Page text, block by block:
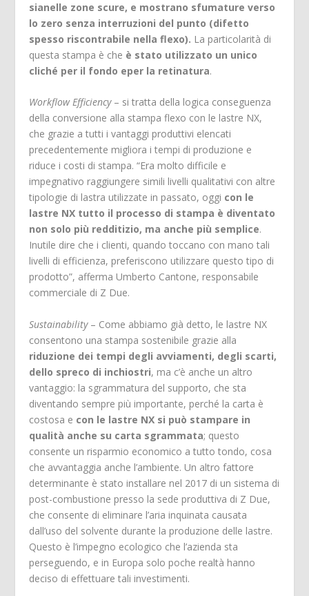
sianelle zone scure, e mostrano sfumature verso
lo zero senza interruzioni del punto (difetto
spesso riscontrabile nella flexo). La particolarità di
questa stampa è che è stato utilizzato un unico
cliché per il fondo eper la retinatura.
Workflow Efficiency– si tratta della logica conseguenza
della conversione alla stampa flexo con le lastre NX,
che grazie a tutti i vantaggi produttivi elencati
precedentemente migliora i tempi di produzione e
riduce i costi di stampa. “Era molto difficile e
impegnativo raggiungere simili livelli qualitativi con altre
tipologie di lastra utilizzate in passato, oggi con le
lastre NX tutto il processo di stampa è diventato
non solo più redditizio, ma anche più semplice.
Inutile dire che i clienti, quando toccano con mano tali
livelli di efficienza, preferiscono utilizzare questo tipo di
prodotto”, afferma Umberto Cantone, responsabile
commerciale di Z Due.
Sustainability– Come abbiamo già detto, le lastre NX
consentono una stampa sostenibile grazie alla
riduzione dei tempi degli avviamenti, degli scarti,
dello spreco di inchiostri, ma c’è anche un altro
vantaggio: la sgrammatura del supporto, che sta
diventando sempre più importante, perché la carta è
costosa e con le lastre NX si può stampare in
qualità anche su carta sgrammata; questo
consente un risparmio economico a tutto tondo, cosa
che avvantaggia anche l’ambiente. Un altro fattore
determinante è stato installare nel 2017 di un sistema di
post-combustione presso la sede produttiva di Z Due,
che consente di eliminare l’aria inquinata causata
dall’uso del solvente durante la produzione delle lastre.
Questo è l’impegno ecologico che l’azienda sta
perseguendo, e in Europa solo poche realtà hanno
deciso di effettuare tali investimenti.